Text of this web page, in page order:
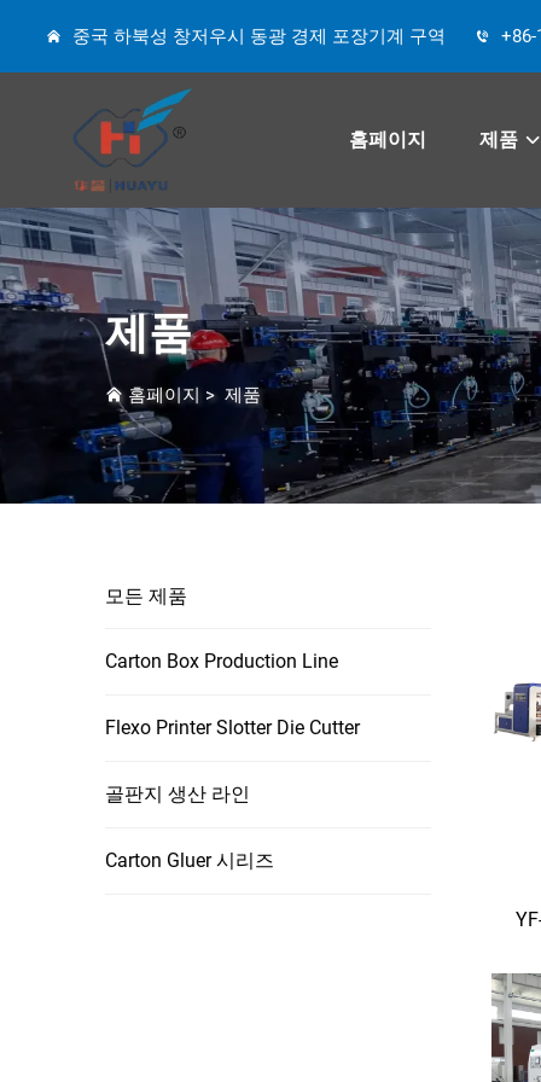
중국 하북성 창저우시 동광 경제 포장기계 구역 +86-
홈페이지 제품
제품
홈페이지 > 제품
모든 제품
Carton Box Production Line
Flexo Printer Slotter Die Cutter
골판지 생산 라인
Carton Gluer 시리즈